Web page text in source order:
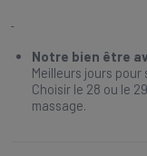
Notre bien être
Meilleurs jours pour
Choisir le 28 ou le
massage.